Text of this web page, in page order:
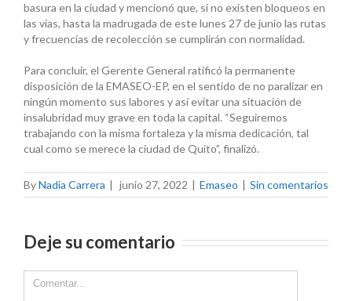
basura en la ciudad y mencionó que, si no existen bloqueos en
las vías, hasta la madrugada de este lunes 27 de junio las rutas
y frecuencias de recolección se cumplirán con normalidad.
Para concluir, el Gerente General ratificó la permanente
disposición de la EMASEO-EP, en el sentido de no paralizar en
ningún momento sus labores y así evitar una situación de
insalubridad muy grave en toda la capital. “Seguiremos
trabajando con la misma fortaleza y la misma dedicación, tal
cual como se merece la ciudad de Quito”, finalizó.
ByNadia Carrera | junio 27, 2022 | Emaseo | Sin comentarios
Deje su comentario
Comment